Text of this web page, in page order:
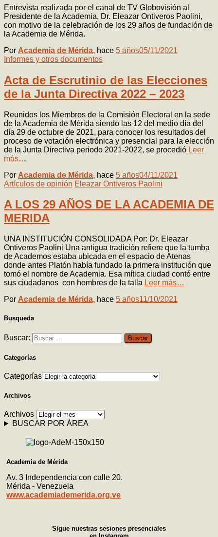
Entrevista realizada por el canal de TV Globovisión al
Presidente de la Academia, Dr. Eleazar Ontiveros Paolini,
con motivo de la celebración de los 29 años de fundación de
la Academia de Mérida.
Por Academia de Mérida, hace 5 años05/11/2021
Informes y otros documentos
Acta de Escrutinio de las Elecciones
de la Junta Directiva 2022 – 2023
Reunidos los Miembros de la Comisión Electoral en la sede
de la Academia de Mérida siendo las 12 del medio día del
día 29 de octubre de 2021, para conocer los resultados del
proceso de votación electrónica y presencial para la elección
de la Junta Directiva periodo 2021-2022, se procedió Leer
más…
Por Academia de Mérida, hace 5 años04/11/2021
Artículos de opinión Eleazar Ontiveros Paolini
A LOS 29 AÑOS DE LA ACADEMIA DE
MERIDA
UNA INSTITUCIÓN CONSOLIDADA Por: Dr. Eleazar
Ontiveros Paolini Una antigua tradición refiere que la tumba
de Academos estaba ubicada en el espacio de Atenas
donde antes Platón había fundado la primera institución que
tomó el nombre de Academia. Esa mítica ciudad contó entre
sus ciudadanos con hombres de la talla Leer más…
Por Academia de Mérida, hace 5 años11/10/2021
Busqueda
Buscar:
Categorías
Categorías
Archivos
Archivos
BUSCAR POR ÁREA
Academia de Mérida
Av. 3 Independencia con calle 20.
Mérida - Venezuela
www.academiademerida.org.ve
Sigue nuestras sesiones presenciales